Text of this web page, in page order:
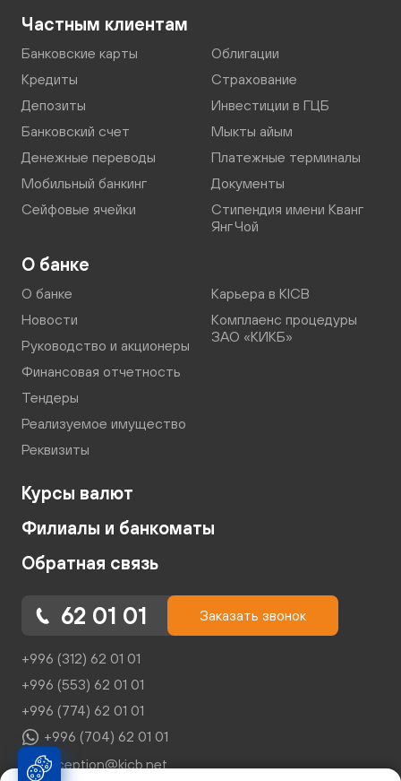
Частным клиентам
Банковские карты
Кредиты
Депозиты
Банковский счет
Денежные переводы
Мобильный банкинг
Сейфовые ячейки
Облигации
Страхование
Инвестиции в ГЦБ
Мыкты айым
Платежные терминалы
Документы
Стипендия имени Кванг
Янг Чой
О банке
О банке
Новости
Руководство и акционеры
Финансовая отчетность
Тендеры
Реализуемое имущество
Реквизиты
Карьера в KICB
Комплаенс процедуры
ЗАО «КИКБ»
Курсы валют
Филиалы и банкоматы
Обратная связь
62 01 01 Заказать звонок
+996 (312) 62 01 01
+996 (553) 62 01 01
+996 (774) 62 01 01
+996 (704) 62 01 01
reception@kicb.net